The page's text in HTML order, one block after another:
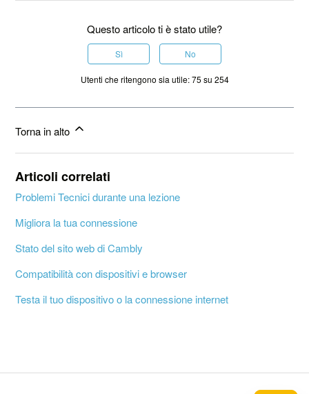
Questo articolo ti è stato utile?
Sì No
Utenti che ritengono sia utile: 75 su 254
Torna in alto
Articoli correlati
Problemi Tecnici durante una lezione
Migliora la tua connessione
Stato del sito web di Cambly
Compatibilità con dispositivi e browser
Testa il tuo dispositivo o la connessione internet